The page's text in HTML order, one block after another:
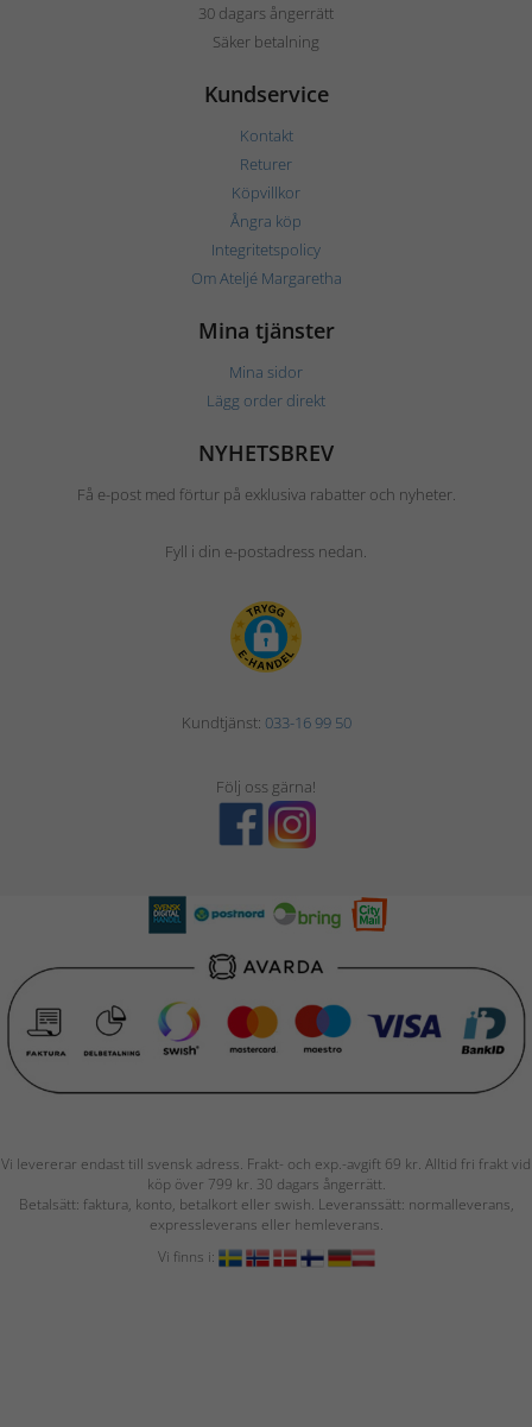
30 dagars ångerrätt
Säker betalning
Kundservice
Kontakt
Returer
Köpvillkor
Ångra köp
Integritetspolicy
Om Ateljé Margaretha
Mina tjänster
Mina sidor
Lägg order direkt
NYHETSBREV
Få e-post med förtur på exklusiva rabatter och nyheter.
Fyll i din e-postadress nedan.
Kundtjänst: 033-16 99 50
Följ oss gärna!
Vi levererar endast till svensk adress. Frakt- och exp.-avgift 69 kr. Alltid fri frakt vid
köp över 799 kr. 30 dagars ångerrätt.
Betalsätt: faktura, konto, betalkort eller swish. Leveranssätt: normalleverans,
expressleverans eller hemleverans.
Vi finns i: